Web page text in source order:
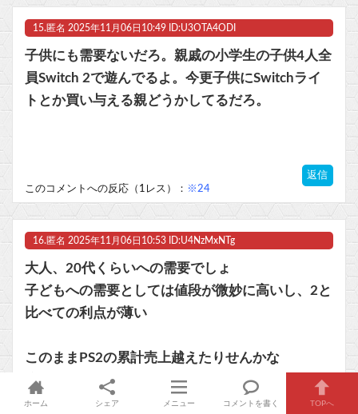
15. 匿名 2025年11月06日10:49 ID:U3OTA4ODI
子供にも需要ないだろ。親戚の小学生の子供4人全
員Switch 2で遊んでるよ。今更子供にSwitchライ
トとか買い与える親どうかしてるだろ。
返信
このコメントへの反応（1レス）： ※24
16. 匿名 2025年11月06日10:53 ID:U4NzMxNTg
大人、20代くらいへの需要でしょ
子どもへの需要としては値段が微妙に高いし、2と
比べての利点が薄い
このままPS2の累計売上越えたりせんかな
流石に無理か
ホーム シェア メニュー コメントを書く TOPへ